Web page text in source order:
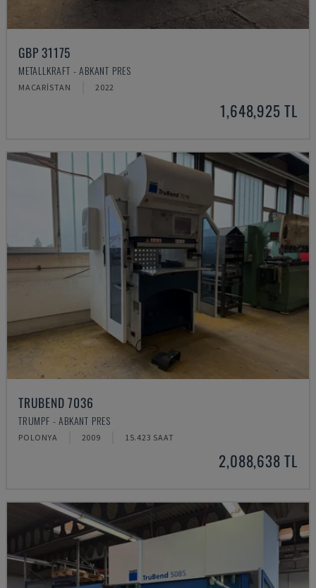
GBP 31175
METALLKRAFT - ABKANT PRES
MACARISTAN 2022
1,648,925 TL
TRUBEND 7036
TRUMPF - ABKANT PRES
POLONYA 2009 15.423 SAAT
2,088,638 TL